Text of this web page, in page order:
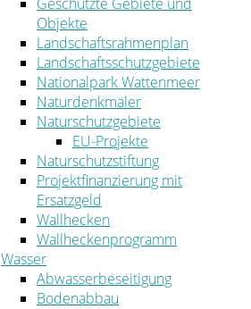
Objekte
Landschaftsrahmenplan
Landschaftsschutzgebiete
Nationalpark Wattenmeer
Naturdenkmäler
Naturschutzgebiete
EU-Projekte
Naturschutzstiftung
Projektfinanzierung mit
Ersatzgeld
Wallhecken
Wallheckenprogramm
Wasser
Abwasserbeseitigung
Bodenabbau